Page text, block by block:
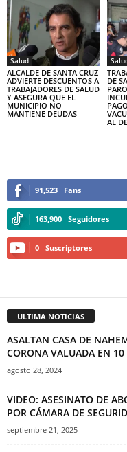
Salud
ALCALDE DE SANTA CRUZ
ADVIERTE DESCUENTOS A
TRABAJADORES DE SALUD
Y ASEGURA QUE EL
MUNICIPIO NO
MANTIENE DEUDAS
DE
AL
91,523 Fans
163,900 Seguidores
0 Suscriptores
ULTIMA NOTICIAS
ASALTAN CASA DE
CORONA VALUADA EN
agosto 28, 2024
VIDEO: ASESINATO DE
POR CÁMARA DE
septiembre 21, 2025